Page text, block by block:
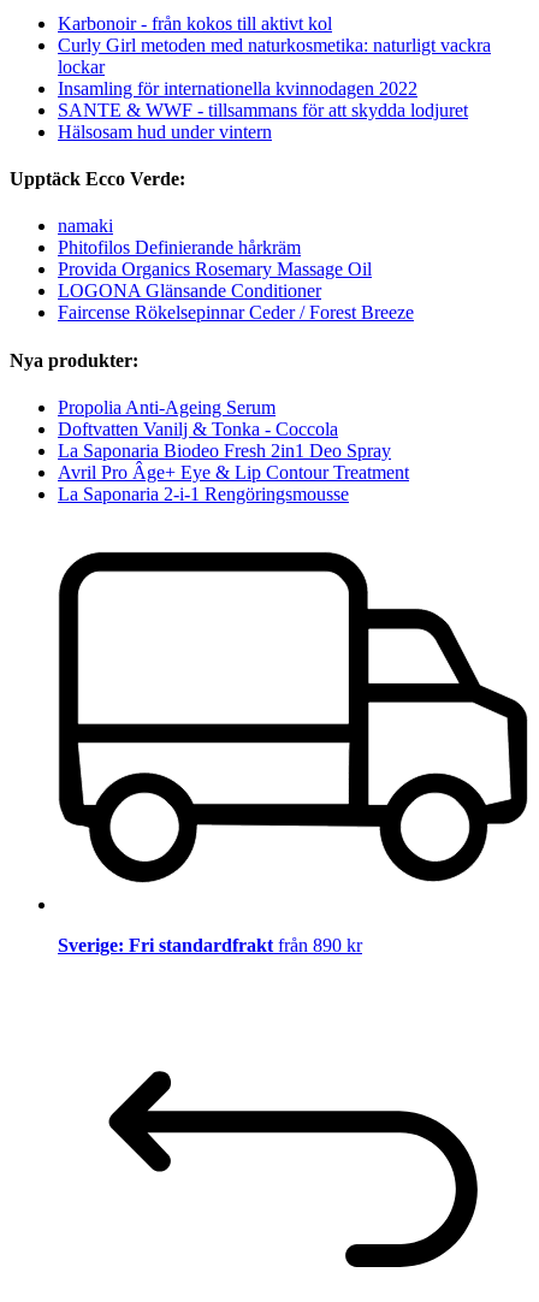
Karbonoir - från kokos till aktivt kol
Curly Girl metoden med naturkosmetika: naturligt vackra
lockar
Insamling för internationella kvinnodagen 2022
SANTE & WWF - tillsammans för att skydda lodjuret
Hälsosam hud under vintern
Upptäck Ecco Verde:
namaki
Phitofilos Definierande hårkräm
Provida Organics Rosemary Massage Oil
LOGONA Glänsande Conditioner
Faircense Rökelsepinnar Ceder / Forest Breeze
Nya produkter:
Propolia Anti-Ageing Serum
Doftvatten Vanilj & Tonka - Coccola
La Saponaria Biodeo Fresh 2in1 Deo Spray
Avril Pro Âge+ Eye & Lip Contour Treatment
La Saponaria 2-i-1 Rengöringsmousse
Sverige: Fri standardfrakt från 890 kr